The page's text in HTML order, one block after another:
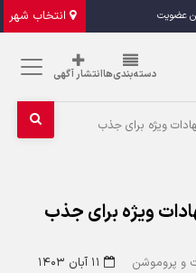
انتخاب شهر عضویت
دسته‌بندی‌هاانتشار آگهی
ویژه برای جذب
ویژه برای جذب
و پروموشن